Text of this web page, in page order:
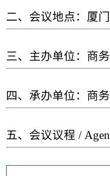
二、会议地点：厦门
三、主办单位：商
四、承办单位：商
五、会议议程 /